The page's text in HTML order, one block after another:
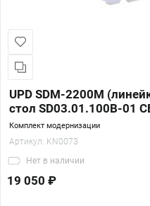
UPD SDM-2200M
стол SD03.01.100В-01
Комплект модернизации
Артикул: KN0073
Нет в наличии
19 050 ₽